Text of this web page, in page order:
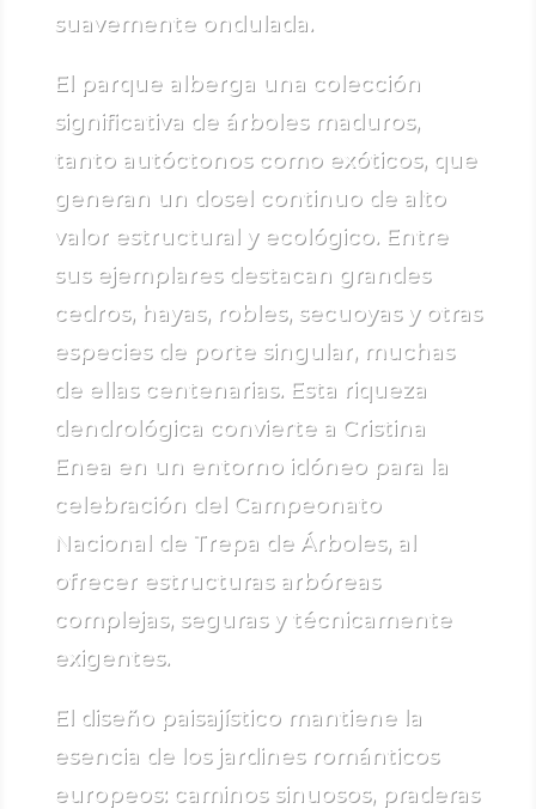
suavemente ondulada.
El parque alberga una colección
significativa de árboles maduros,
tanto autóctonos como exóticos, que
generan un dosel continuo de alto
valor estructural y ecológico. Entre
sus ejemplares destacan grandes
cedros, hayas, robles, secuoyas y otras
especies de porte singular, muchas
de ellas centenarias. Esta riqueza
dendrológica convierte a Cristina
Enea en un entorno idóneo para la
celebración del Campeonato
Nacional de Trepa de Árboles, al
ofrecer estructuras arbóreas
complejas, seguras y técnicamente
exigentes.
El diseño paisajístico mantiene la
esencia de los jardines románticos
europeos: caminos sinuosos, praderas